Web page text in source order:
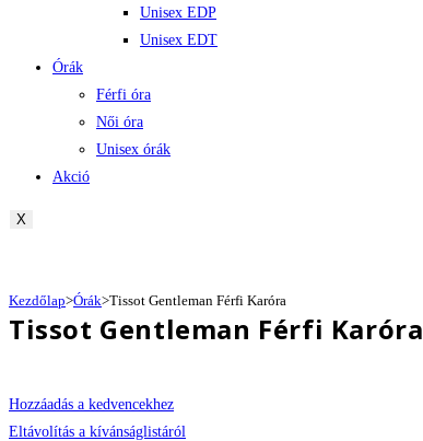
Unisex EDP
Unisex EDT
Órák
Férfi óra
Női óra
Unisex órák
Akció
X
Kezdőlap>Órák>Tissot Gentleman Férfi Karóra
Tissot Gentleman Férfi Karóra
Hozzáadás a kedvencekhez
Eltávolítás a kívánságlistáról